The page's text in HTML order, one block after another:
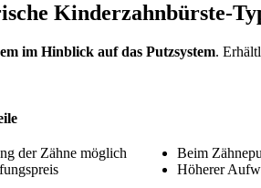
Kinderzahnbürste-
im Hinblick auf das Putzsystem.
der Zähne möglich
Beim
Höherer